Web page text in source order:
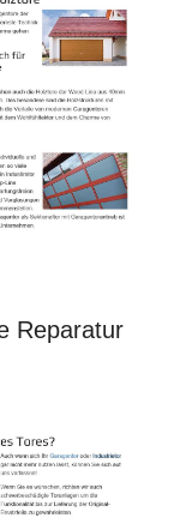
Reparatur